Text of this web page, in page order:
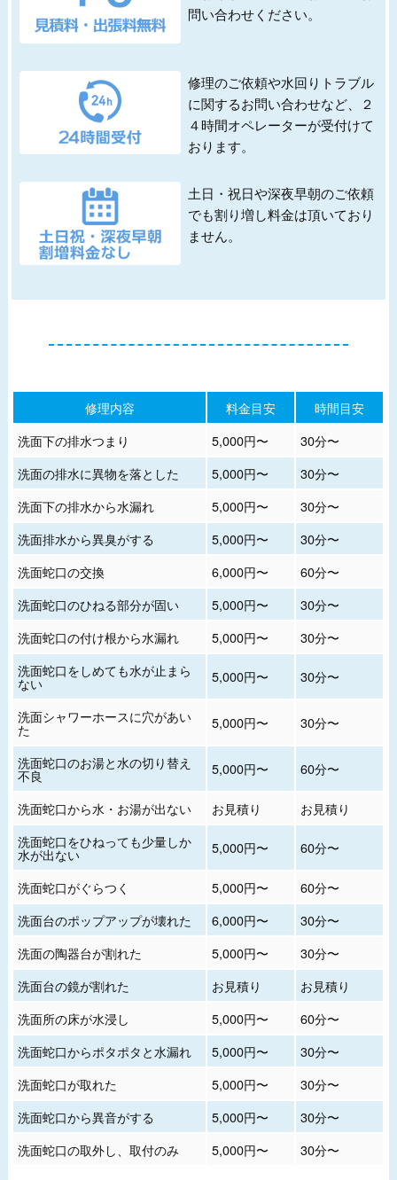
問い合わせください。
修理のご依頼や水回りトラブル
に関するお問い合わせなど、２
４時間オペレーターが受付けて
おります。
土日・祝日や深夜早朝のご依頼
でも割り増し料金は頂いており
ません。
修理内容 料金目安
時間目安
洗面下の排水つまり
5,000円〜
30分〜
洗面の排水に異物を落とした
5,000円〜
30分〜
洗面下の排水から水漏れ
5,000円〜
30分〜
洗面排水から異臭がする
5,000円〜
30分〜
洗面蛇口の交換
6,000円〜
60分〜
洗面蛇口のひねる部分が固い
5,000円〜
30分〜
洗面蛇口の付け根から水漏れ
5,000円〜
30分〜
洗面蛇口をしめても水が止まら
ない 5,000円〜 30分〜
洗面シャワーホースに穴があい
た 5,000円〜 30分〜
洗面蛇口のお湯と水の切り替え
不良 5,000円〜 60分〜
洗面蛇口から水・お湯が出ない お見積り
お見積り
洗面蛇口をひねっても少量しか
水が出ない 5,000円〜 60分〜
洗面蛇口がぐらつく 5,000円〜
60分〜
洗面台のポップアップが壊れた
6,000円〜
30分〜
洗面の陶器台が割れた
5,000円〜
30分〜
洗面台の鏡が割れた
お見積り
お見積り
洗面所の床が水浸し
5,000円〜
60分〜
洗面蛇口からポタポタと水漏れ
5,000円〜
30分〜
洗面蛇口が取れた
5,000円〜
30分〜
洗面蛇口から異音がする
5,000円〜
30分〜
洗面蛇口の取外し、取付のみ
5,000円〜 30分〜